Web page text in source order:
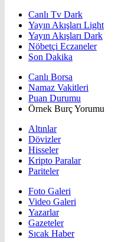
Canlı Tv Dark
Yayın Akışları Light
Yayın Akışları Dark
Nöbetçi Eczaneler
Son Dakika
Canlı Borsa
Namaz Vakitleri
Puan Durumu
Örnek Burç Yorumu
Altınlar
Dövizler
Hisseler
Kripto Paralar
Pariteler
Foto Galeri
Video Galeri
Yazarlar
Gazeteler
Sıcak Haber